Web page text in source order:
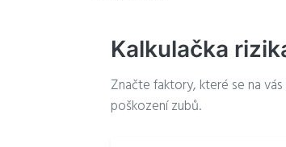
Kalkulačka
Značte faktory, které se na
poškození zubů.